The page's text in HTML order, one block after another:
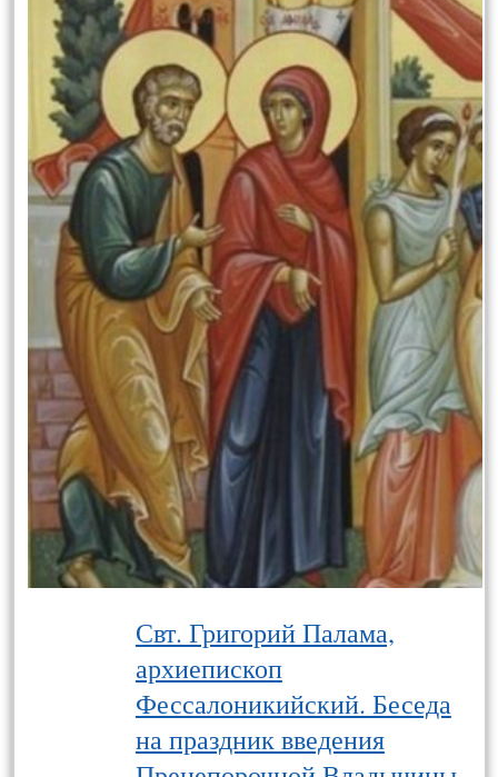
Свт. Григорий Палама,
архиепископ
Фессалоникийский. Беседа
на праздник введения